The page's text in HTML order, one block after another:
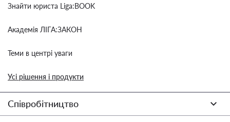
Знайти юриста Liga:BOOK
Академія ЛІГА:ЗАКОН
Теми в центрі уваги
Усі рішення і продукти
Співробітництво